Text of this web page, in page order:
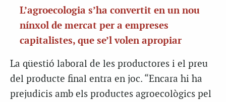
L’agroecologia s’ha convertit en un nou
nínxol de mercat per a empreses
capitalistes, que se’l volen apropiar
La qüestió laboral de les productores i el preu
del producte final entra en joc. “Encara hi ha
prejudicis amb els productes agroecològics pel